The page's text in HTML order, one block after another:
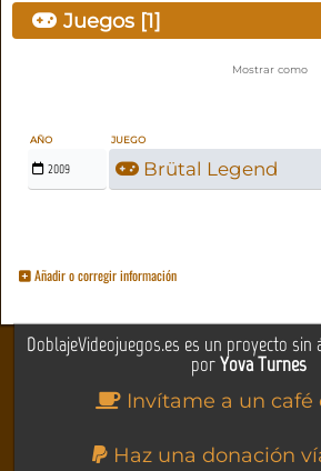
Juegos [1]
Mostrar como
AÑO JUEGO
2009 Brütal Legend
Añadir o corregir información
DoblajeVideojuegos.es es un proyecto
porYova Turnes
Invítame a un café
Haz una donación